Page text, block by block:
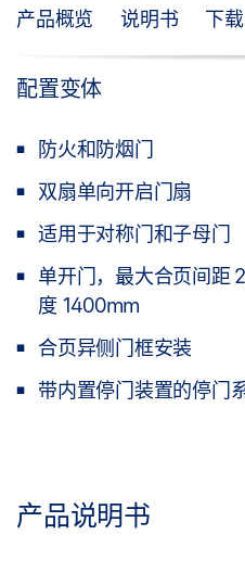
产品概览 说明书 下载
配置变体
防火和防烟门
双扇单向开启门扇
适用于对称门和子母门
单开门，最大合页间距
度 1400mm
合页异侧门框安装
带内置停门装置的停门
产品说明书